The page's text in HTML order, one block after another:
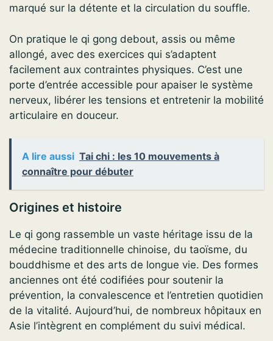
marqué sur la détente et la circulation du souffle.
On pratique le qi gong debout, assis ou même
allongé, avec des exercices qui s’adaptent
facilement aux contraintes physiques. C’est une
porte d’entrée accessible pour apaiser le système
nerveux, libérer les tensions et entretenir la mobilité
articulaire en douceur.
A lire aussi Tai chi : les 10 mouvements à
connaître pour débuter
Origines et histoire
Le qi gong rassemble un vaste héritage issu de la
médecine traditionnelle chinoise, du taoïsme, du
bouddhisme et des arts de longue vie. Des formes
anciennes ont été codifiées pour soutenir la
prévention, la convalescence et l’entretien quotidien
de la vitalité. Aujourd’hui, de nombreux hôpitaux en
Asie l’intègrent en complément du suivi médical.